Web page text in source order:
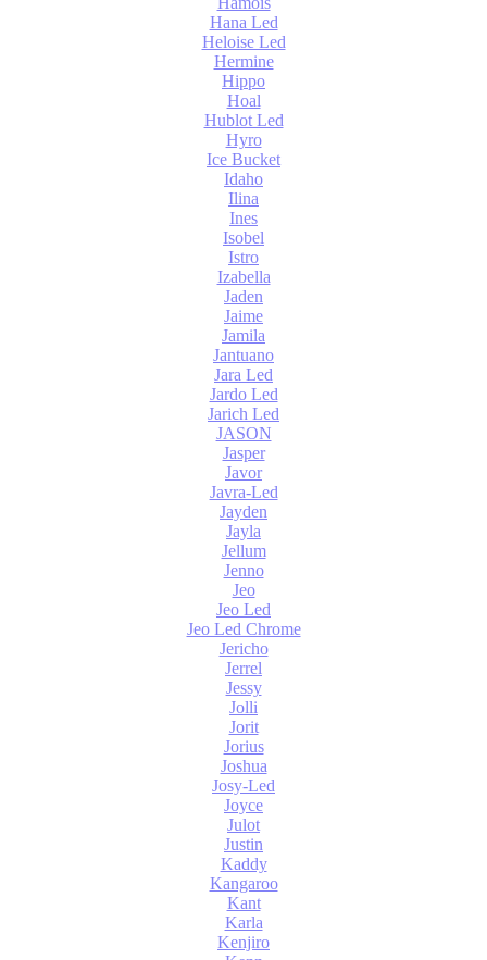
Hana Led
Heloise Led
Hermine
Hippo
Hoal
Hublot Led
Hyro
Ice Bucket
Idaho
Ilina
Ines
Isobel
Istro
Izabella
Jaden
Jaime
Jamila
Jantuano
Jara Led
Jardo Led
Jarich Led
JASON
Jasper
Javor
Javra-Led
Jayden
Jayla
Jellum
Jenno
Jeo
Jeo Led
Jeo Led Chrome
Jericho
Jerrel
Jessy
Jolli
Jorit
Jorius
Joshua
Josy-Led
Joyce
Julot
Justin
Kaddy
Kangaroo
Kant
Karla
Kenjiro